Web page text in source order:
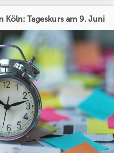
Tageskurs am 9. Juni